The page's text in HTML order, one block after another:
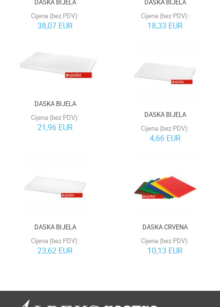
DASKA BIJELA
Cijena (bez PDV):
38,07 EUR
DASKA BIJELA
Cijena (bez PDV):
18,33 EUR
DASKA BIJELA
Cijena (bez PDV):
21,96 EUR
DASKA BIJELA
Cijena (bez PDV):
4,66 EUR
DASKA BIJELA
Cijena (bez PDV):
23,62 EUR
DASKA CRVENA
Cijena (bez PDV):
10,13 EUR